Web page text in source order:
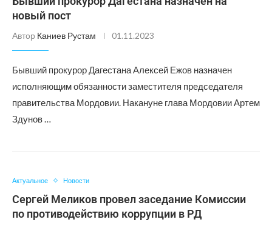
новый пост
Автор Каниев Рустам 01.11.2023
Бывший прокурор Дагестана Алексей Ежов назначен
исполняющим обязанности заместителя председателя
правительства Мордовии. Накануне глава Мордовии Артем
Здунов …
Актуальное Новости
Сергей Меликов провел заседание Комиссии
по противодействию коррупции в РД